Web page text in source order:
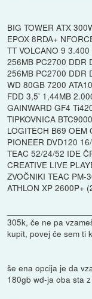
BIG TOWER ATX
EPOX 8RDA+
TT VOLCANO 9
256MB PC2700 DDR
256MB PC2700 DDR
WD 80GB 7200
FDD 3,5' 1,44MB
GAINWARD GF4
TIPKOVNICA
LOGITECH B69
PIONEER DVD120
TEAC 52/24/52 IDE
CREATIVE LIVE
ZVOČNIKI TEAC PM-
ATHLON XP 2600P+
305k, če ne pa
kupit, povej če sem ti
še ena opcija je da
180gb wd-ja oba sta